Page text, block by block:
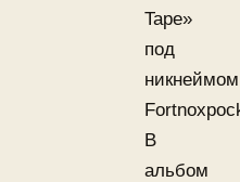
Tape»
под
никнеймом
В
альбом